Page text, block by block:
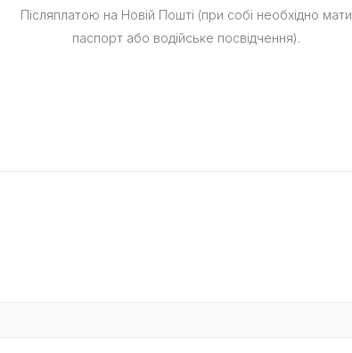
Післяплатою на Новій Пошті (при собі необхідно мати
паспорт або водійське посвідчення).